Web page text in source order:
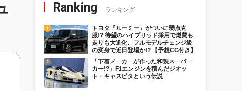
Ranking ランキング
トヨタ『ルーミー』がついに弱点克
服!? 待望のハイブリッド採用で燃費も
走りも大進化、フルモデルチェンジ級
の変身で近日登場か!? 【予想CG付き】
「下着メーカーが作った和製スーパー
カー!?」F1エンジンを積んだジオッ
ト・キャスピタという伝説